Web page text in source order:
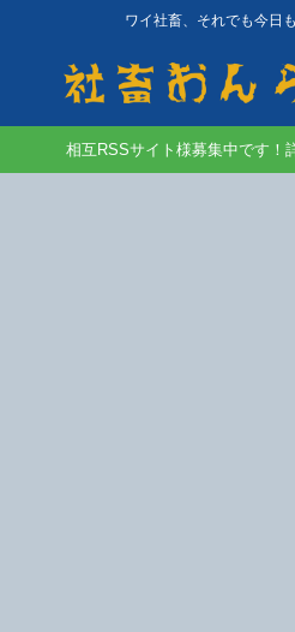
ワイ社畜、それでも今日
相互RSSサイト様募集中です！